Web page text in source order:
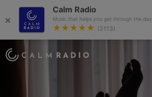
×
Calm Radio
Music that helps you get through the day.
★★★★★ (3113)